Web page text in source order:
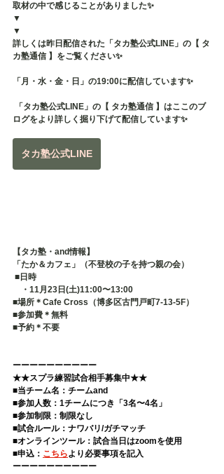
取材の中で感じることがありました✨
▼
▼
詳しくは昨日配信された「タカ塾公式LINE」の【 タ
カ塾通信 】をご覧ください✨
「月・水・金・日」の19:00に配信しています✨
「タカ塾公式LINE」の【 タカ塾通信 】はここのブ
ログをより詳しく掘り下げて配信しています✨
タカ塾公式LINE
【タカ塾・and情報】
「たか＆カフェ」（不登校の子を持つ親の会）
■日時
・11月23日(土)11:00〜13:00
■場所＊Cafe Cross（博多区古門戸町7-13-5F）
■参加費＊無料
■予約＊不要
ーーーーーーーーーー
★★スプラ練習試合相手募集中★★
■当チーム名：チームand
■参加人数：1チームにつき「3名〜4名」
■参加制限：制限なし
■試合ルール：ナワバリ/ガチマッチ
■オンラインツール：試合当日はzoomを使用
■申込： こちらより必要事項を記入
ーーーーーーーーーー